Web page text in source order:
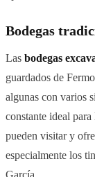
Bodegas
Las bodegas
guardados de
algunas con varios
constante ideal
pueden visitar y
especialmente los